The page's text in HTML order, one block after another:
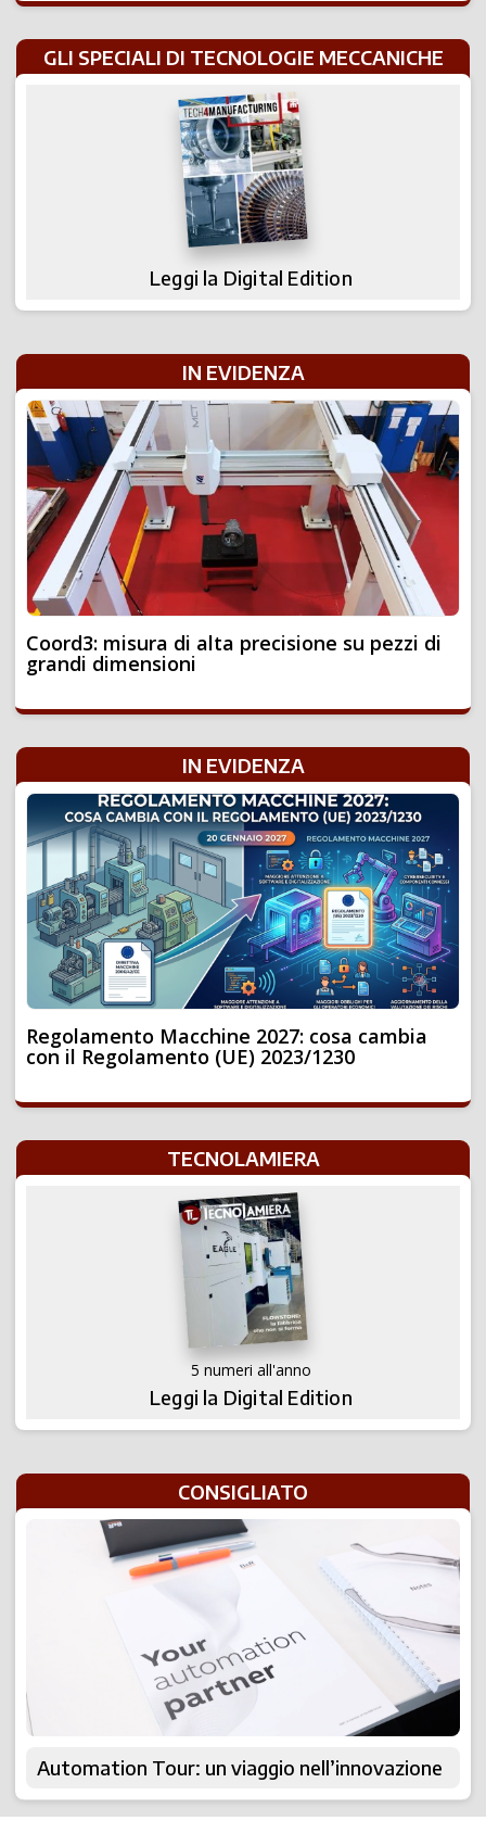
GLI SPECIALI DI TECNOLOGIE MECCANICHE
Leggi la Digital Edition
IN EVIDENZA
Coord3: misura di alta precisione su pezzi di
grandi dimensioni
IN EVIDENZA
Regolamento Macchine 2027: cosa cambia
con il Regolamento (UE) 2023/1230
TECNOLAMIERA
5 numeri all'anno
Leggi la Digital Edition
CONSIGLIATO
Automation Tour: un viaggio nell’innovazione